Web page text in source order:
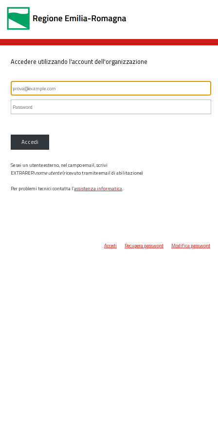
Accedere utilizzando l'account dell'organizzazione
Accedi
Se sei un utente esterno, nel campo email, scrivi
EXTRARER\nome utente(ricevuto tramite email di abilitazione)
Per problemi tecnici contatta l’assistenza informatica.
Accedi Recupera password Modifica password